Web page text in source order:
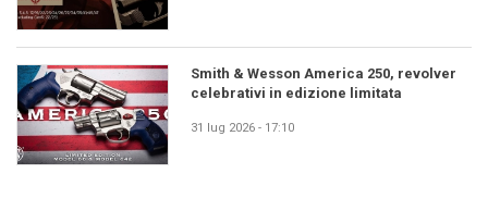
Smith & Wesson America 250, revolver
celebrativi in edizione limitata
31 lug 2026 - 17:10